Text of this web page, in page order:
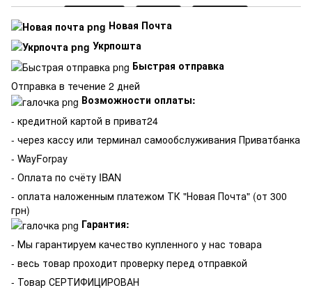
Новая Почта
Укрпошта
Быстрая отправка
Отправка в течение 2 дней
Возможности оплаты:
- кредитной картой в приват24
- через кассу или терминал самообслуживания Приватбанка
- WayForpay
- Оплата по счёту IBAN
- оплата наложенным платежом ТК "Новая Почта" (от 300
грн)
Гарантия:
- Мы гарантируем качество купленного у нас товара
- весь товар проходит проверку перед отправкой
- Товар СЕРТИФИЦИРОВАН